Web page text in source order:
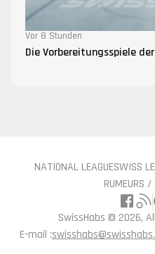
Vor 8 Stunden
Die Vorbereitungsspiele
NATIONAL LEAGUESWISS
RUMEURS /
SwissHabs © 2026,
E-mail :